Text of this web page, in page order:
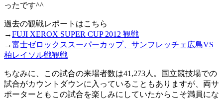
ったです^^
過去の観戦レポートはこちら
→FUJI XEROX SUPER CUP 2012 観戦
→富士ゼロックススーパーカップ、サンフレッチェ広島VS
柏レイソル戦観戦
ちなみに、この試合の来場者数は41,273人。国立競技場での
試合がカウントダウンに入っていることもありますが、両サ
ポーターともこの試合を楽しみにしていたからこそ満員にな